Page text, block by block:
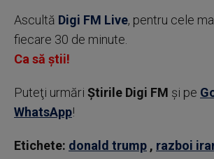
Ascultă Digi FM Live, pentru cele
fiecare 30 de minute.
Ca să știi!
Puteţi urmări Știrile Digi FM şi pe
WhatsApp!
Etichete: donald trump , razboi